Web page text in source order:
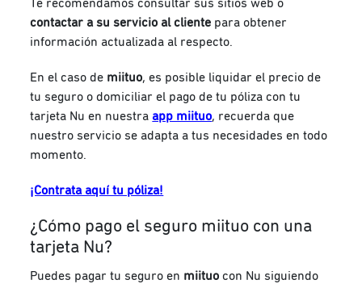
Te recomendamos consultar sus sitios web o
contactar a su servicio al cliente para obtener
información actualizada al respecto.
En el caso de miituo, es posible liquidar el precio de
tu seguro o domiciliar el pago de tu póliza con tu
tarjeta Nu en nuestra app miituo, recuerda que
nuestro servicio se adapta a tus necesidades en todo
momento.
¡Contrata aquí tu póliza!
¿Cómo pago el seguro miituo con una
tarjeta Nu?
Puedes pagar tu seguro en miituocon Nu siguiendo